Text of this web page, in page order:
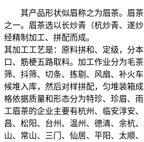
其产品形状似眉称之为眉茶。眉茶
之一。眉茶选以长炒青（杭炒青、遂
经精制加工、拼配而成。
其加工工艺是：原料拼和、定级，分
口、筋梗五路取料。加工作业分为毛
筛、抖筛、切条、拣剔、风扇、补火
候堆入库，然后对样拼配，匀堆装箱
格依据质量和形态分为特珍、珍眉、
工眉茶的企业主要有杭州、临安淳安
昌、松阳、台州、温州、德清、余杭
山、常山、三门、仙居、平阳、太顺